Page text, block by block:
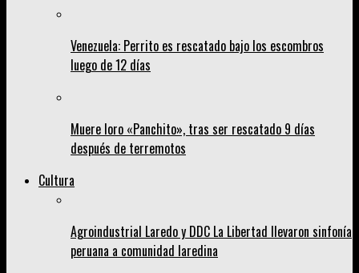
Venezuela: Perrito es rescatado bajo los escombros
luego de 12 días
Muere loro «Panchito», tras ser rescatado 9 días
después de terremotos
Cultura
Agroindustrial Laredo y DDC La Libertad llevaron sinfonía
peruana a comunidad laredina